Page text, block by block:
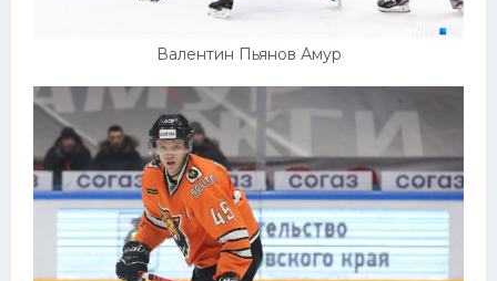
Валентин Пьянов Амур